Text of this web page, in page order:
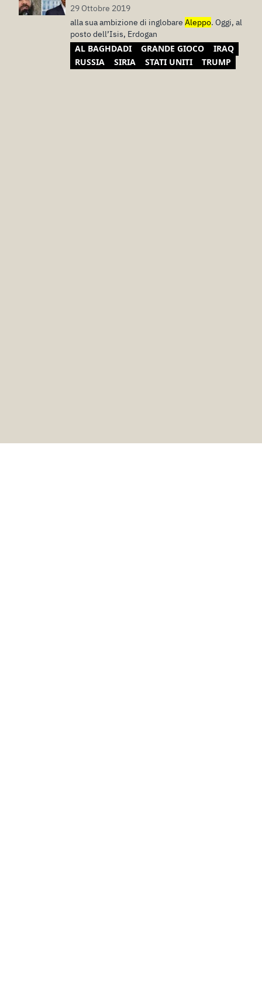
29 Ottobre 2019
alla sua ambizione di inglobare Aleppo. Oggi, al
posto dell’Isis, Erdogan
AL BAGHDADI GRANDE GIOCO
IRAQ
RUSSIA
SIRIA STATI UNITI TRUMP